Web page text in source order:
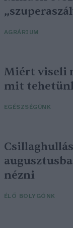
AGRÁRIUM
Miért viseli
mit
EGÉSZSÉGÜNK
nézni
ÉLŐ BOLYGÓNK